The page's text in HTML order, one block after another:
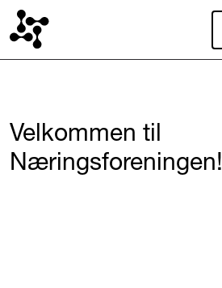
Velkommen til
Næringsforeningen!